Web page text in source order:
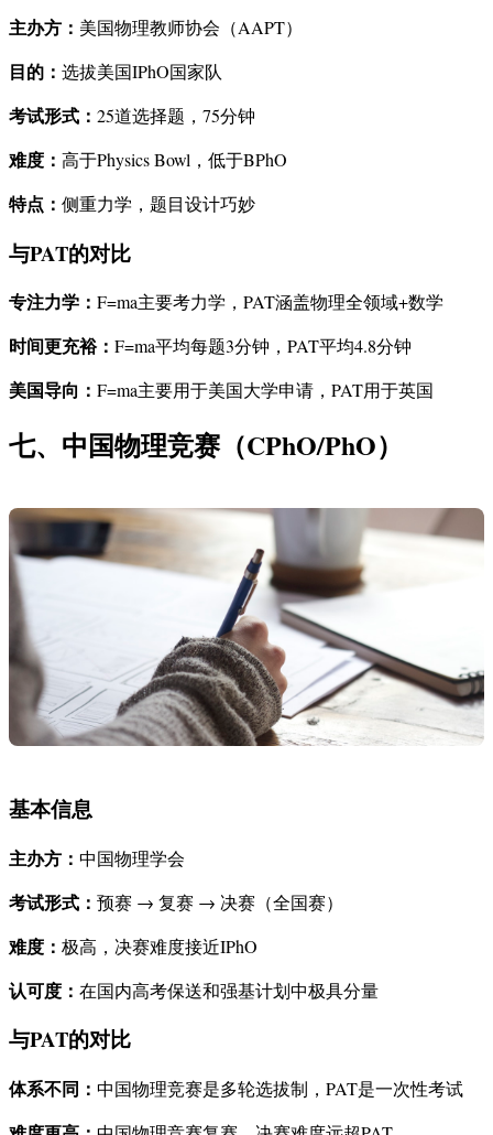
主办方： 美国物理教师协会（AAPT）
目的： 选拔美国IPhO国家队
考试形式： 25道选择题，75分钟
难度： 高于Physics Bowl，低于BPhO
特点： 侧重力学，题目设计巧妙
与PAT的对比
专注力学： F=ma主要考力学，PAT涵盖物理全领域+数学
时间更充裕： F=ma平均每题3分钟，PAT平均4.8分钟
美国导向： F=ma主要用于美国大学申请，PAT用于英国
七、中国物理竞赛（CPhO/PhO）
基本信息
主办方： 中国物理学会
考试形式： 预赛 → 复赛 → 决赛（全国赛）
难度： 极高，决赛难度接近IPhO
认可度： 在国内高考保送和强基计划中极具分量
与PAT的对比
体系不同： 中国物理竞赛是多轮选拔制，PAT是一次性考试